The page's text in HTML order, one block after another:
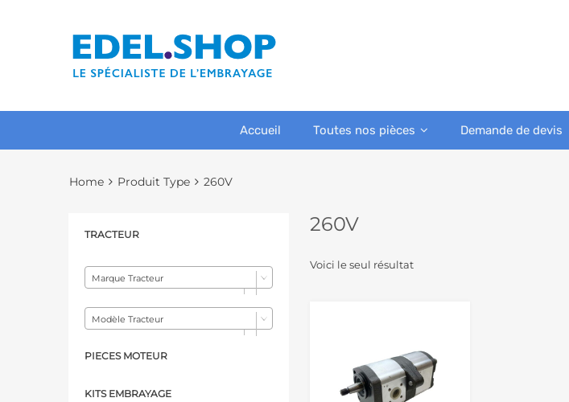
Accueil Toutes nos pièces Demande de devis
Home Produit Type 260V
260V
Voici le seul résultat
TRACTEUR
Marque Tracteur
Modèle Tracteur
PIECES MOTEUR
KITS EMBRAYAGE